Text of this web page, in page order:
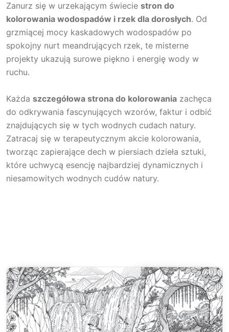
Zanurz się w urzekającym świecie stron do
kolorowania wodospadów i rzek dla dorosłych. Od
grzmiącej mocy kaskadowych wodospadów po
spokojny nurt meandrujących rzek, te misterne
projekty ukazują surowe piękno i energię wody w
ruchu.
Każda szczegółowa strona do kolorowania zachęca
do odkrywania fascynujących wzorów, faktur i odbić
znajdujących się w tych wodnych cudach natury.
Zatracaj się w terapeutycznym akcie kolorowania,
tworząc zapierające dech w piersiach dzieła sztuki,
które uchwycą esencję najbardziej dynamicznych i
niesamowitych wodnych cudów natury.